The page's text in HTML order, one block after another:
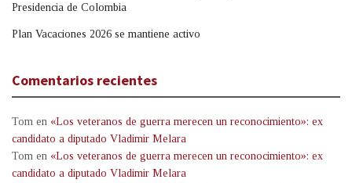
Presidencia de Colombia
Plan Vacaciones 2026 se mantiene activo
Comentarios recientes
Tom en «Los veteranos de guerra merecen un reconocimiento»: ex
candidato a diputado Vladimir Melara
Tom en «Los veteranos de guerra merecen un reconocimiento»: ex
candidato a diputado Vladimir Melara